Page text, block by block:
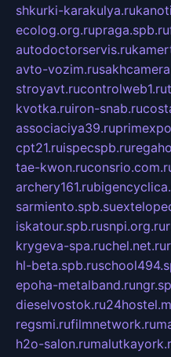
shkurki-karakulya.ru
ecolog.org.rupraga.spb.ru
autodoctorservis.ru
avto-vozim.ru
stroyavt.rucontrolweb1.ru
kvotka.ruiron-snab.ru
associaciya39.ru
cpt21.ruispecspb.ru
tae-kwon.ru
archery161.ru
sarmiento.spb.su
iskatour.spb.rusnpi.org.ru
krygeva-spa.ruchel.net.ru
hl-beta.spb.ru
epoha-metalband.ru
dieselvostok.ru
regsmi.rufilmnetwork.ru
h2o-salon.ru